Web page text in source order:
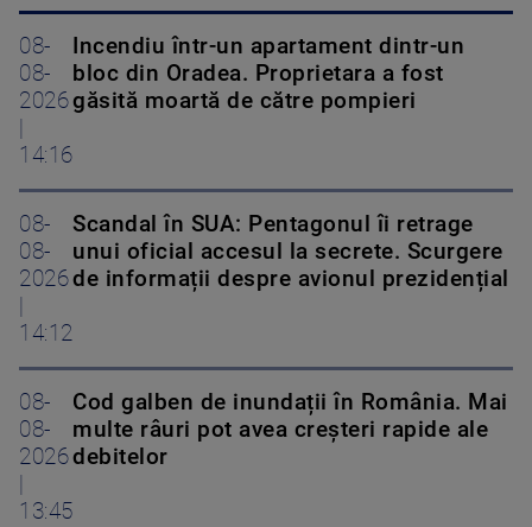
08-
08-
2026
14:16
Incendiu într-un apartament dintr-un
bloc din Oradea. Proprietara a fost
găsită moartă de către pompieri
08-
08-
2026
14:12
Scandal în SUA: Pentagonul îi retrage
unui oficial accesul la secrete. Scurgere
de informații despre avionul prezidențial
08-
08-
2026
13:45
Cod galben de inundații în România. Mai
multe râuri pot avea creșteri rapide ale
debitelor